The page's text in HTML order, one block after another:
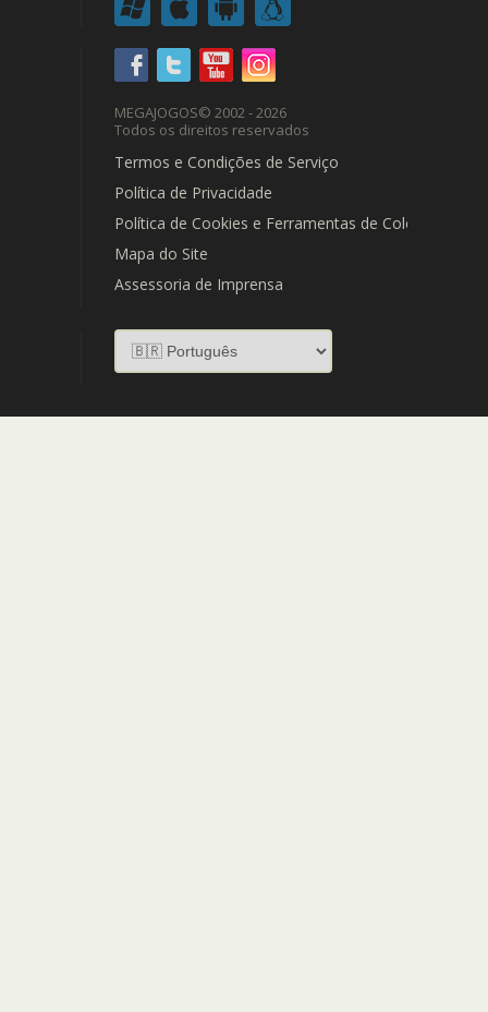
MEGAJOGOS© 2002 - 2026
Todos os direitos reservados
Termos e Condições de Serviço
Política de Privacidade
Política de Cookies e Ferramentas de Coleta de
Mapa do Site
Assessoria de Imprensa